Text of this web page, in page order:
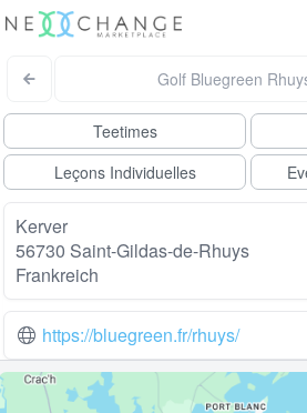
Golf Bluegreen
Teetimes
Leçons Individuelles
Kerver
56730 Saint-Gildas-de-Rhuys
Frankreich
https://bluegreen.fr/rhuys/